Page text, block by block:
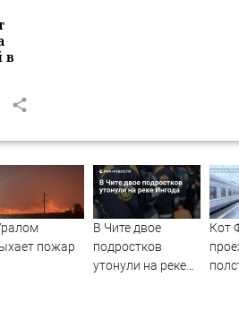
в
пожар
В Чите двое
подростков
утонули на реке
Кот